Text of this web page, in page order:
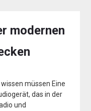
modernen
müssen Eine
das in der
und